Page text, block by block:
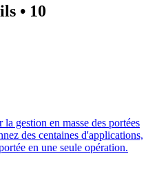
• 10
gestion en masse des portées
des centaines d'applications,
en une seule opération.